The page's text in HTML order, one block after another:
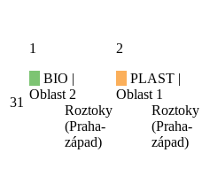
31
1
BIO |
Oblast 2
Roztoky
(Praha-
západ)
2
PLAST |
Oblast 1
Roztoky
(Praha-
západ)